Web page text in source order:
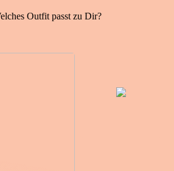
Outfit passt zu Dir?